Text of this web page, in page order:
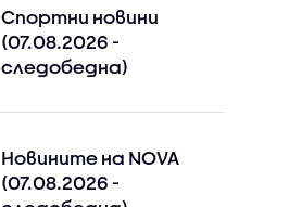
Спортни новини
(07.08.2026 -
следобедна)
Новините на NOVA
(07.08.2026 -